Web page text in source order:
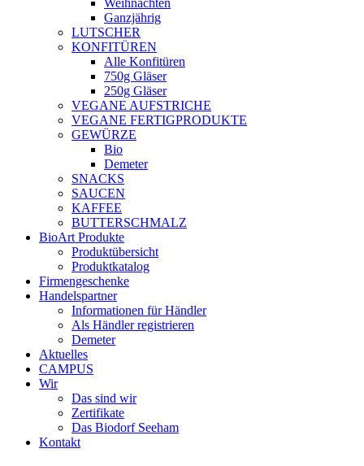
Weihnachten
Ganzjährig
LUTSCHER
KONFITÜREN
Alle Konfitüren
750g Gläser
250g Gläser
VEGANE AUFSTRICHE
VEGANE FERTIGPRODUKTE
GEWÜRZE
Bio
Demeter
SNACKS
SAUCEN
KAFFEE
BUTTERSCHMALZ
BioArt Produkte
Produktübersicht
Produktkatalog
Firmengeschenke
Handelspartner
Informationen für Händler
Als Händler registrieren
Demeter
Aktuelles
CAMPUS
Wir
Das sind wir
Zertifikate
Das Biodorf Seeham
Kontakt